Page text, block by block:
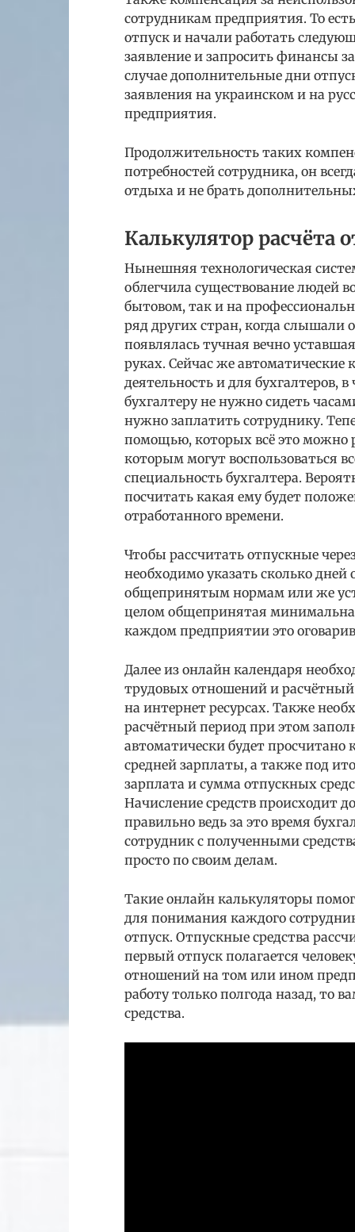
сотрудникам предприятия. То
отпуск и начали работать
заявление и запросить финансы
случае дополнительные дни
заявления на украинском и на
предприятия.
Продолжительность таких
потребностей сотрудника, он
отдыха и не брать
Калькулятор расчёта
Нынешняя технологическая
облегчила существование людей
бытовом, так и на
ряд других стран, когда слышали
появлялась тучная вечно
руках. Сейчас же
деятельность и для бухгалтеров,
бухгалтеру не нужно сидеть
нужно заплатить сотруднику.
помощью, которых всё это можно
которым могут воспользоваться
специальность бухгалтера.
посчитать какая ему будет
отработанного времени.
Чтобы рассчитать отпускные
необходимо указать сколько дней
общепринятым нормам или же
целом общепринятая
каждом предприятии это
Далее из онлайн календаря
трудовых отношений и
на интернет ресурсах. Также
расчётный период при этом
автоматически будет просчитано
средней зарплаты, а также под
зарплата и сумма отпускных
Начисление средств происходит
правильно ведь за это время
сотрудник с полученными
просто по своим делам.
Такие онлайн калькуляторы
для понимания каждого
отпуск. Отпускные средства
первый отпуск полагается
отношений на том или ином
работу только полгода назад, то
средства.